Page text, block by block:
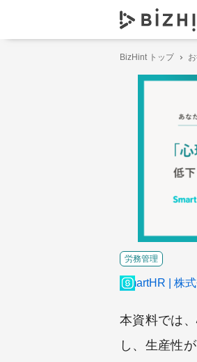
BizHint トップ
本資料では
し、生産性
労務管理
SmartHR 株